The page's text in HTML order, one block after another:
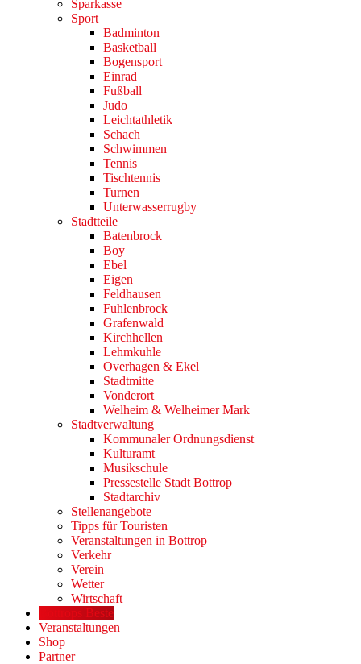
Sparkasse
Sport
Badminton
Basketball
Bogensport
Einrad
Fußball
Judo
Leichtathletik
Schach
Schwimmen
Tennis
Tischtennis
Turnen
Unterwasserrugby
Stadtteile
Batenbrock
Boy
Ebel
Eigen
Feldhausen
Fuhlenbrock
Grafenwald
Kirchhellen
Lehmkuhle
Overhagen & Ekel
Stadtmitte
Vonderort
Welheim & Welheimer Mark
Stadtverwaltung
Kommunaler Ordnungsdienst
Kulturamt
Musikschule
Pressestelle Stadt Bottrop
Stadtarchiv
Stellenangebote
Tipps für Touristen
Veranstaltungen in Bottrop
Verkehr
Verein
Wetter
Wirtschaft
Bottrops Beste
Veranstaltungen
Shop
Partner